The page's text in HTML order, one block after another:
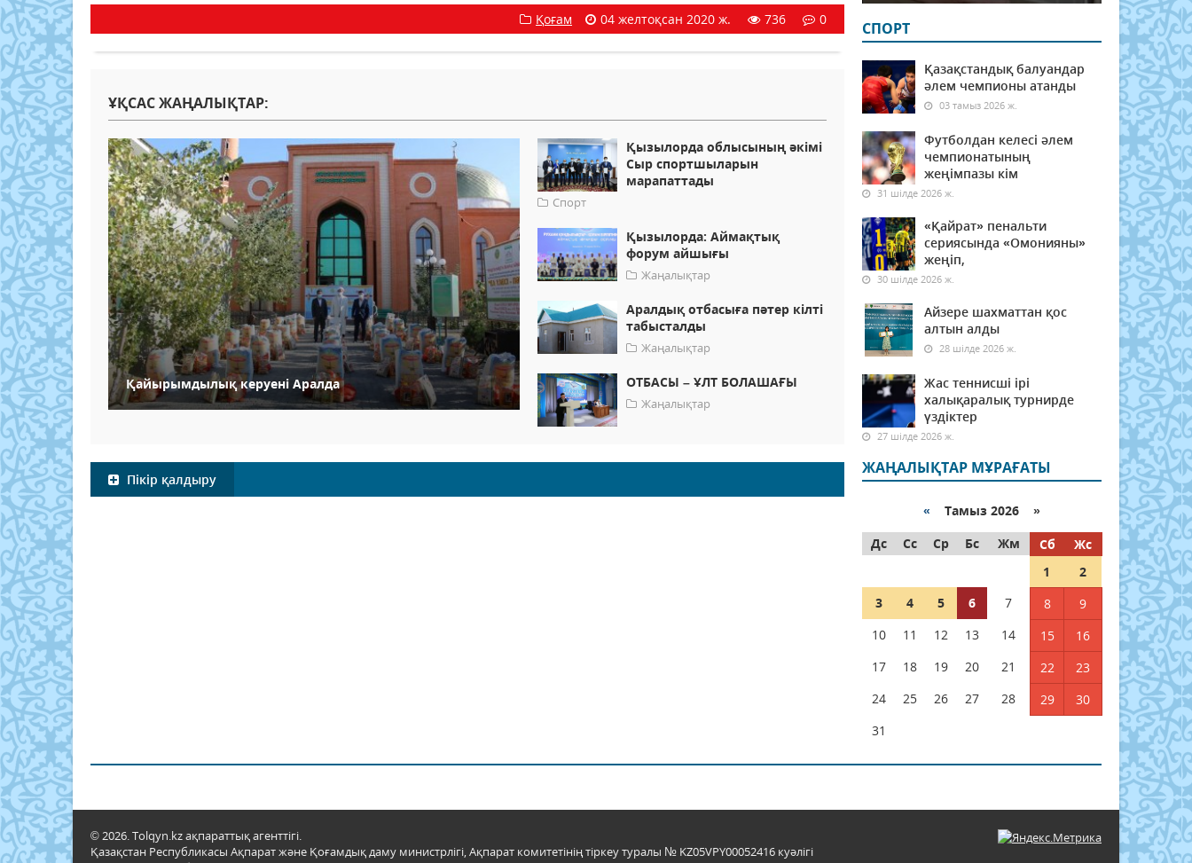
Қоғам
04 желтоқсан 2020 ж. 736 0
ҰҚСАС ЖАҢАЛЫҚТАР:
Қайырымдылық керуені Аралда
Қызылорда облысының әкімі
Сыр спортшыларын
марапаттады
Спорт
Қызылорда: Аймақтық
форум айшығы
Жаңалықтар
Аралдық отбасыға пәтер кілті
табысталды
Жаңалықтар
ОТБАСЫ – ҰЛТ БОЛАШАҒЫ
Жаңалықтар
Пікір қалдыру
СПОРТ
Қазақстандық балуандар
әлем чемпионы атанды
03 тамыз 2026 ж.
Футболдан келесі әлем
чемпионатының
жеңімпазы кім
31 шілде 2026 ж.
«Қайрат» пенальти
сериясында «Омонияны»
жеңіп,
30 шілде 2026 ж.
Айзере шахматтан қос
алтын алды
28 шілде 2026 ж.
Жас теннисші ірі
халықаралық турнирде
үздіктер
27 шілде 2026 ж.
ЖАҢАЛЫҚТАР МҰРАҒАТЫ
« Тамыз 2026 »
Дс
Сс Ср Бс Жм Сб
Жс
1
2
3
4 5 6 7 8
9
10
11 12 13 14 15
16
17
18 19 20 21 22
23
24
25 26 27 28 29
30
31
© 2026. Tolqyn.kz ақпараттық агенттігі.
Қазақстан Республикасы Ақпарат және Қоғамдық даму министрлігі, Ақпарат комитетінің тіркеу туралы № KZ05VPY00052416 куәлігі